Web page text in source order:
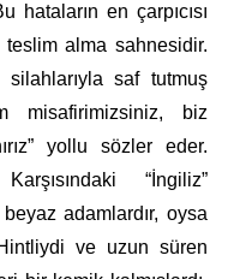
en çarpıcısı
teslim alma sahnesidir.
silahlarıyla saf tutmuş
misafirimizsiniz, biz
yollu sözler eder.
“İngiliz”
adamlardır, oysa
ve uzun süren